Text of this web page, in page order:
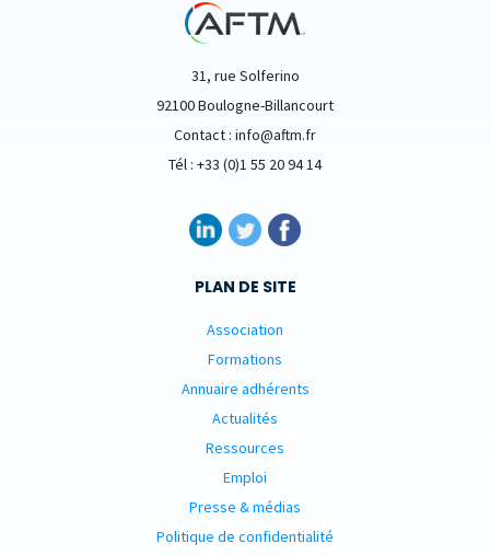
31, rue Solferino
92100 Boulogne-Billancourt
Contact : info@aftm.fr
Tél : +33 (0)1 55 20 94 14
PLAN DE SITE
Association
Formations
Annuaire adhérents
Actualités
Ressources
Emploi
Presse & médias
Politique de confidentialité